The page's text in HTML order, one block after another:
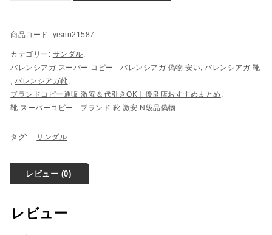
商品コード: yisnn21587
カテゴリー: サンダル,
バレンシアガ スーパー コピー​ - バレンシアガ 偽物​ 安い​,バレンシアガ 靴
,バレンシアガ靴,
ブランドコピー通販 激安＆代引きOK｜優良店おすすめまとめ ,
靴 スーパーコピー - ブランド 靴 激安 N級品偽物
タグ: サンダル
レビュー (0)
レビュー